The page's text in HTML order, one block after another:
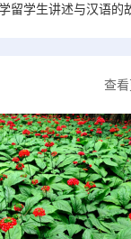
留学生讲述与汉语的
查